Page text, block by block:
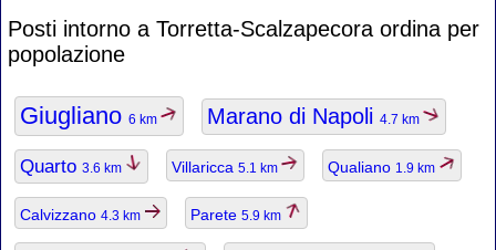
Posti intorno a Torretta-Scalzapecora ordina per
popolazione
Giugliano 6 km Marano di Napoli 4.7 km
Quarto 3.6 km Villaricca 5.1 km Qualiano 1.9 km
Calvizzano 4.3 km Parete 5.9 km